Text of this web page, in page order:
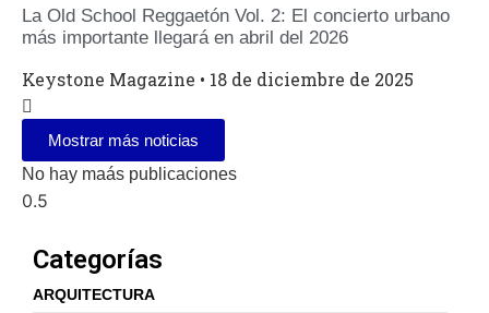
La Old School Reggaetón Vol. 2: El concierto urbano
más importante llegará en abril del 2026
Keystone Magazine 18 de diciembre de 2025
Mostrar más noticias
No hay maás publicaciones
Categorías
ARQUITECTURA